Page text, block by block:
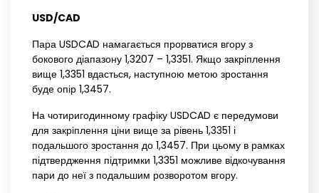
USD/CAD
Пара USDCAD намагається прорватися вгору з
бокового діапазону 1,3207 – 1,3351. Якщо закріплення
вище 1,3351 вдасться, наступною метою зростання
буде опір 1,3457.
На чотиригодинному графіку USDCAD є передумови
для закріплення ціни вище за рівень 1,3351 і
подальшого зростання до 1,3457. При цьому в рамках
підтвердження підтримки 1,3351 можливе відкочування
пари до неї з подальшим розворотом вгору.